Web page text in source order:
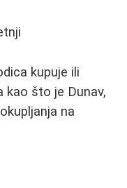
kupuje ili
kao što je Dunav,
na